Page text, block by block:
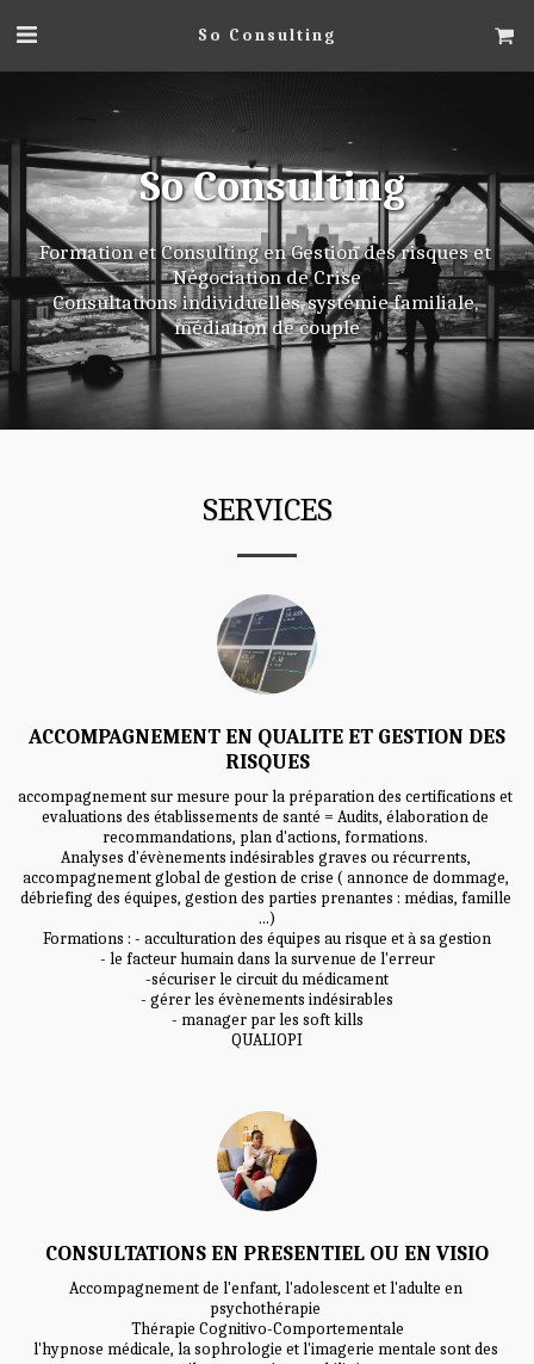
So Consulting
So Consulting
Formation et Consulting en Gestion des risques et
Négociation de Crise
Consultations individuelles, systémie familiale,
médiation de couple
SERVICES
ACCOMPAGNEMENT EN QUALITE ET GESTION DES
RISQUES
accompagnement sur mesure pour la préparation des certifications et
evaluations des établissements de santé = Audits, élaboration de
recommandations, plan d'actions, formations.
Analyses d'évènements indésirables graves ou récurrents,
accompagnement global de gestion de crise ( annonce de dommage,
débriefing des équipes, gestion des parties prenantes : médias, famille
...)
Formations : - acculturation des équipes au risque et à sa gestion
- le facteur humain dans la survenue de l'erreur
-sécuriser le circuit du médicament
- gérer les évènements indésirables
- manager par les soft kills
QUALIOPI
CONSULTATIONS EN PRESENTIEL OU EN VISIO
Accompagnement de l'enfant, l'adolescent et l'adulte en
psychothérapie
Thérapie Cognitivo-Comportementale
l'hypnose médicale, la sophrologie et l'imagerie mentale sont des